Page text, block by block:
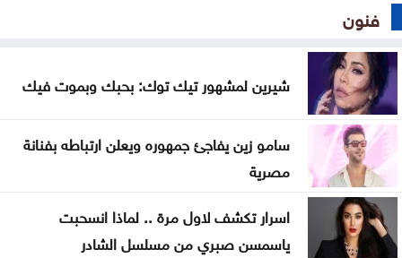
فنون
شيرين لمشهور تيك توك: بحبك وبموت فيك
سامو زين يفاجئ جمهوره ويعلن ارتباطه بفنانة
مصرية
اسرار تكشف لاول مرة .. لماذا انسحبت
ياسمسن صبري من مسلسل الشادر